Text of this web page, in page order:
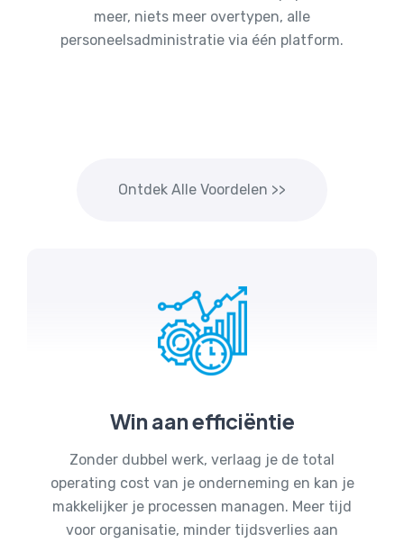
meer, niets meer overtypen, alle
personeelsadministratie via één platform.
Ontdek Alle Voordelen >>
Win aan efficiëntie
Zonder dubbel werk, verlaag je de total
operating cost van je onderneming en kan je
makkelijker je processen managen. Meer tijd
voor organisatie, minder tijdsverlies aan